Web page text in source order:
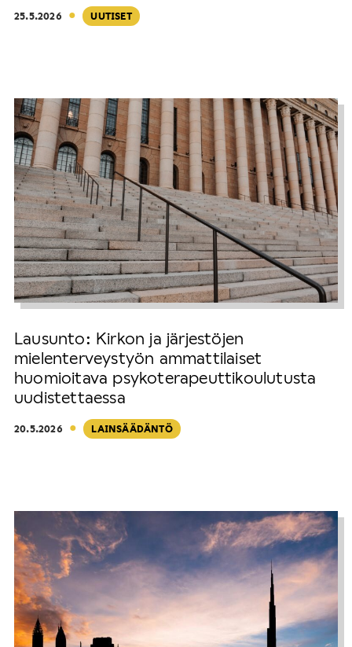
25.5.2026 · UUTISET
Lausunto: Kirkon ja järjestöjen
mielenterveystyön ammattilaiset
huomioitava psykoterapeuttikoulutusta
uudistettaessa
20.5.2026 · LAINSÄÄDÄNTÖ